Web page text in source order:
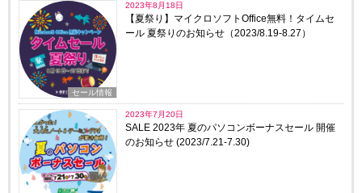
セール情報
2023年8月18日
【夏祭り】マイクロソフトOffice無料！タイムセ
ール 夏祭りのお知らせ（2023/8.19-8.27）
2023年7月20日
SALE 2023年 夏のパソコンボーナスセール 開催
のお知らせ (2023/7.21-7.30)